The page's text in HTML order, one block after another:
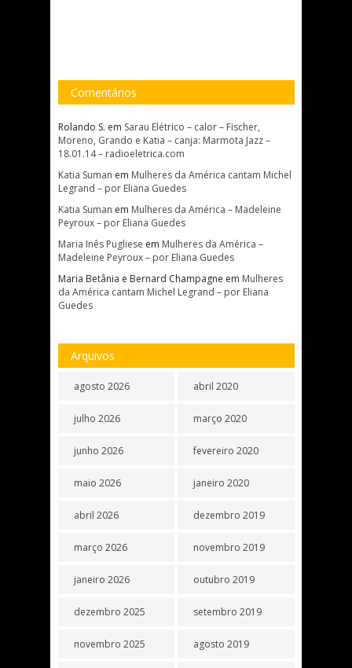
Comentários
Rolando S. em Sarau Elétrico – calor – Fischer,
Moreno, Grando e Katia – canja: Marmota Jazz –
18.01.14 – radioeletrica.com
Katia Suman em Mulheres da América cantam Michel
Legrand – por Eliana Guedes
Katia Suman em Mulheres da América – Madeleine
Peyroux – por Eliana Guedes
Maria Inês Pugliese em Mulheres da América –
Madeleine Peyroux – por Eliana Guedes
Maria Betânia e Bernard Champagne em Mulheres
da América cantam Michel Legrand – por Eliana
Guedes
Arquivos
agosto 2026
julho 2026
junho 2026
maio 2026
abril 2026
março 2026
janeiro 2026
dezembro 2025
novembro 2025
abril 2020
março 2020
fevereiro 2020
janeiro 2020
dezembro 2019
novembro 2019
outubro 2019
setembro 2019
agosto 2019